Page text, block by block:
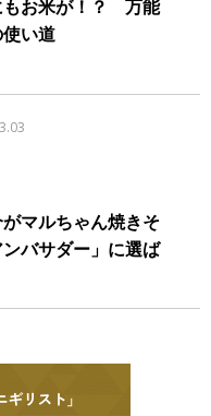
もお米が！？ 万能
い道
マルちゃん焼きそ
バサダー」に選ば